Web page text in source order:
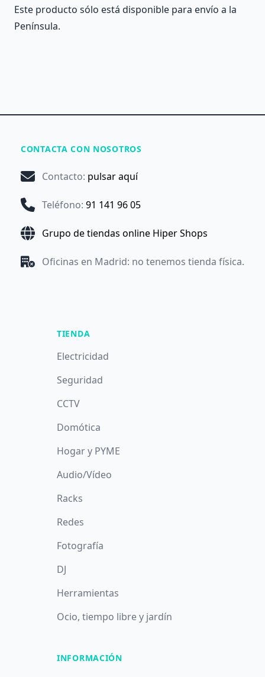
Este producto sólo está disponible para envío a la
Península.
CONTACTA CON NOSOTROS
Contacto: pulsar aquí
Teléfono: 91 141 96 05
Grupo de tiendas online Hiper Shops
Oficinas en Madrid: no tenemos tienda física.
TIENDA
Electricidad
Seguridad
CCTV
Domótica
Hogar y PYME
Audio/Vídeo
Racks
Redes
Fotografía
DJ
Herramientas
Ocio, tiempo libre y jardín
INFORMACIÓN